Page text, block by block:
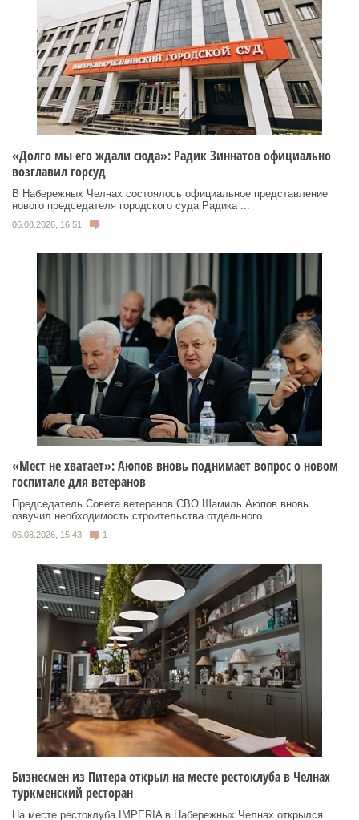
«Долго мы его ждали сюда»: Радик Зиннатов официально
возглавил горсуд
В Набережных Челнах состоялось официальное представление
нового председателя городского суда Радика ...
06.08.2026, 16:51
«Мест не хватает»: Аюпов вновь поднимает вопрос о новом
госпитале для ветеранов
Председатель Совета ветеранов СВО Шамиль Аюпов вновь
озвучил необходимость строительства отдельного ...
06.08.2026, 15:43 1
Бизнесмен из Питера открыл на месте рестоклуба в Челнах
туркменский ресторан
На месте рестоклуба IMPERIA в Набережных Челнах открылся